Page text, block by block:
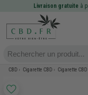
Livraison gratuite à
CBD Cigarette CBD Cigarette